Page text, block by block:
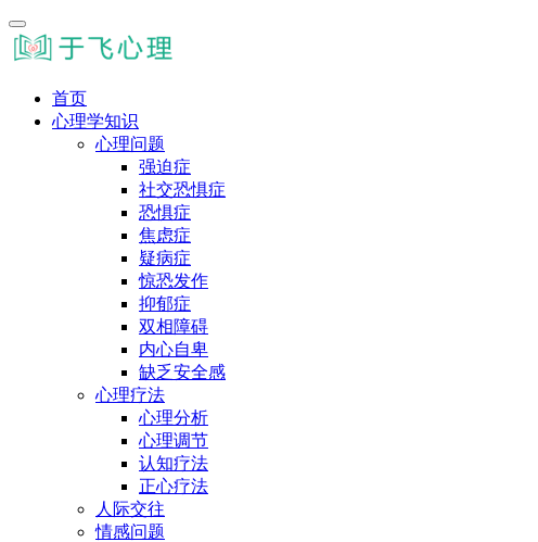
首页
心理学知识
心理问题
强迫症
社交恐惧症
恐惧症
焦虑症
疑病症
惊恐发作
抑郁症
双相障碍
内心自卑
缺乏安全感
心理疗法
心理分析
心理调节
认知疗法
正心疗法
人际交往
情感问题